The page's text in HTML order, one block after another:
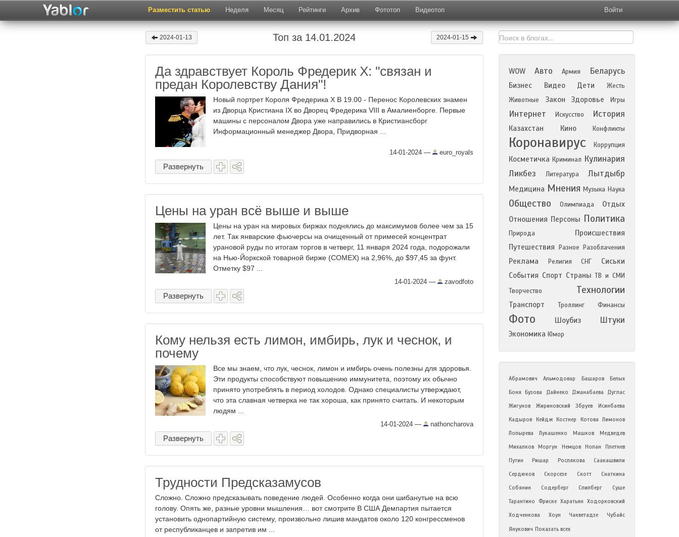
Разместить статью Неделя Месяц Рейтинги Архив Фототоп Видеотоп Войти
2024-01-13 Топ за 14.01.2024 2024-01-15
Да здравствует Король Фредерик Х: "связан и
предан Королевству Дания"!
Новый портрет Короля Фредерика Х В 19.00 - Перенос Королевских знамен
из Дворца Кристиана IX во Дворец Фредерика VIII в Амалиенборге. Первые
машины с персоналом Двора уже направились в Кристиансборг
Информационный менеджер Двора, Придворная ...
14-01-2024 — euro_royals
Развернуть
Цены на уран всё выше и выше
Цены на уран на мировых биржах поднялись до максимумов более чем за 15
лет. Так январские фьючерсы на очищенный от примесей концентрат
урановой руды по итогам торгов в четверг, 11 января 2024 года, подорожали
на Нью-Йоркской товарной бирже (COMEX) на 2,96%, до $97,45 за фунт.
Отметку $97 ...
14-01-2024 — zavodfoto
Развернуть
Кому нельзя есть лимон, имбирь, лук и чеснок, и
почему
Все мы знаем, что лук, чеснок, лимон и имбирь очень полезны для здоровья.
Эти продукты способствуют повышению иммунитета, поэтому их обычно
принято употреблять в период холодов. Однако специалисты утверждают,
что эта славная четверка не так хороша, как принято считать. И некоторым
людям ...
14-01-2024 — nathoncharova
Развернуть
Трудности Предсказамусов
Сложно. Сложно предсказывать поведение людей. Особенно когда они шибанутые на всю
голову. Опять же, разные уровни мышления… вот смотрите В США Демпартия пытается
установить однопартийную систему, произвольно лишив мандатов около 120 конгрессменов
от республиканцев и запретив им ...
WOW Авто Армия Беларусь
Бизнес Видео Дети
Жесть
Животные
Закон Здоровье Игры
Интернет Искусство История
Казахстан Кино Конфликты
Коронавирус Коррупция
Косметичка Криминал Кулинария
Ликбез
Литература Лытдыбр
Медицина Мнения Музыка Наука
Общество Олимпиада
Отдых
Отношения Персоны Политика
Природа
Происшествия
Путешествия
Разное Разоблачения
Реклама Религия СНГ
Сиськи
События Спорт Страны ТВ и СМИ
Творчество
Технологии
Транспорт Троллинг Финансы
Фото Шоубиз Штуки
Экономика Юмор
Абрамович Альмодовар Башаров
Белых
Боня
Бузова Дайнеко Джанабаева
Дуглас
Жигунов
Жириновский Збруев
Исинбаева
Кадыров
Кейдж Костнер Котова Лимонов
Лопырева
Лукашенко Машков
Медведев
Михалков
Моргун Немцов Нолан
Плетнев
Путин
Ришар Рослякова
Саакашвили
Сердюков
Скорсезе Скотт
Снаткина
Собянин
Содерберг Спилберг
Суше
Тарантино
Фриске Харатьян Ходорковский
Ходченкова
Хоун Чакветадзе
Чубайс
Янукович Показать всех